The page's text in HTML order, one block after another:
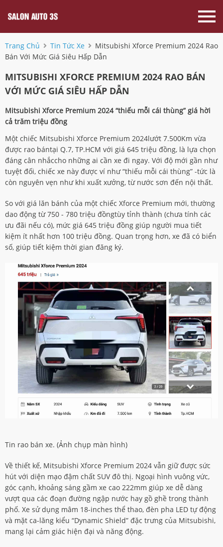
Trang Chủ Tin Tức Xe
Mitsubishi Xforce Premium 2024 Rao
Bán Với Mức Giá Siêu Hấp Dẫn
MITSUBISHI XFORCE PREMIUM 2024 RAO BÁN
VỚI MỨC GIÁ SIÊU HẤP DẪN
Mitsubishi Xforce Premium 2024 “thiếu mỗi cái thùng” giá hời
cả trăm triệu đồng
Một chiếc Mitsubishi Xforce Premium 2024lướt 7.500Km vừa
được rao bántại Q.7, TP.HCM với giá 645 triệu đồng, là lựa chọn
đáng cân nhắccho những ai cần xe đi ngay. Với độ mới gần như
tuyệt đối, chiếc xe này được ví như “thiếu mỗi cái thùng” -tức là
còn nguyên vẹn như khi xuất xưởng, từ nước sơn đến nội thất.
So với giá lăn bánh của một chiếc Xforce Premium mới, thường
dao động từ 750 - 780 triệu đồngtùy tỉnh thành (chưa tính các
ưu đãi nếu có), mức giá 645 triệu đồng giúp người mua tiết
kiệm ít nhất hơn 100 triệu đồng. Quan trọng hơn, xe đã có biển
số, giúp tiết kiệm thời gian đăng ký.
Tin rao bán xe. (Ảnh chụp màn hình)
Về thiết kế, Mitsubishi Xforce Premium 2024 vẫn giữ được sức
hút với diện mạo đậm chất SUV đô thị. Ngoại hình vuông vức,
góc cạnh, khoảng sáng gầm xe cao 222mm giúp xe dễ dàng
vượt qua các đoạn đường ngập nước hay gồ ghề trong thành
phố. Xe sử dụng mâm 18-inches thể thao, đèn pha LED tự động
và mặt ca-lăng kiểu “Dynamic Shield” đặc trưng của Mitsubishi,
mang lại cảm giác hiện đại và năng động.